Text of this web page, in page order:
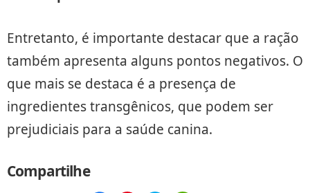
Entretanto, é importante destacar que a ração
também apresenta alguns pontos negativos. O
que mais se destaca é a presença de
ingredientes transgênicos, que podem ser
prejudiciais para a saúde canina.
Compartilhe